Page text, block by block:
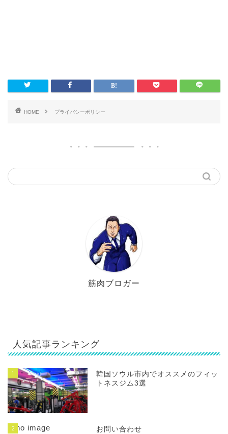
HOME プライバシーポリシー
筋肉ブロガー
人気記事ランキング
1
韓国ソウル市内でオススメのフィッ
トネスジム3選
2 お問い合わせ